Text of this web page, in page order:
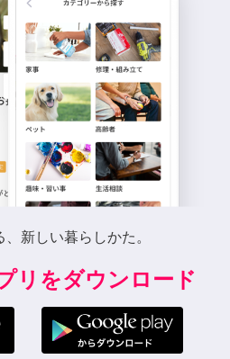
新しい暮らしかた。
リをダウンロード